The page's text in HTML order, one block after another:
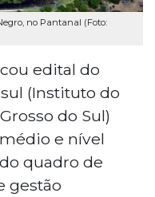
no Pantanal (Foto:
edital do
(Instituto do
do Sul)
e nível
quadro de
gestão